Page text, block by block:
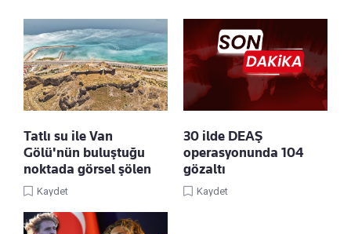
Tatlı su ile Van
Gölü'nün buluştuğu
noktada görsel şölen
Kaydet
30 ilde DEAŞ
operasyonunda 104
gözaltı
Kaydet